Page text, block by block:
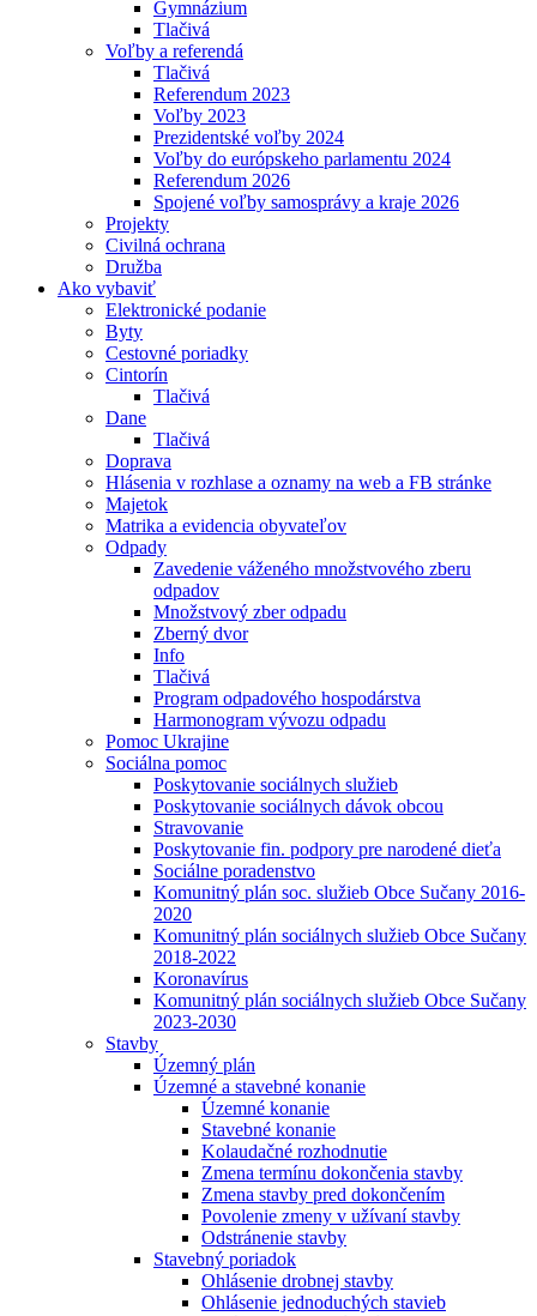
Gymnázium
Tlačivá
Voľby a referendá
Tlačivá
Referendum 2023
Voľby 2023
Prezidentské voľby 2024
Voľby do európskeho parlamentu 2024
Referendum 2026
Spojené voľby samosprávy a kraje 2026
Projekty
Civilná ochrana
Družba
Ako vybaviť
Elektronické podanie
Byty
Cestovné poriadky
Cintorín
Tlačivá
Dane
Tlačivá
Doprava
Hlásenia v rozhlase a oznamy na web a FB stránke
Majetok
Matrika a evidencia obyvateľov
Odpady
Zavedenie váženého množstvového zberu
odpadov
Množstvový zber odpadu
Zberný dvor
Info
Tlačivá
Program odpadového hospodárstva
Harmonogram vývozu odpadu
Pomoc Ukrajine
Sociálna pomoc
Poskytovanie sociálnych služieb
Poskytovanie sociálnych dávok obcou
Stravovanie
Poskytovanie fin. podpory pre narodené dieťa
Sociálne poradenstvo
Komunitný plán soc. služieb Obce Sučany 2016-
2020
Komunitný plán sociálnych služieb Obce Sučany
2018-2022
Koronavírus
Komunitný plán sociálnych služieb Obce Sučany
2023-2030
Stavby
Územný plán
Územné a stavebné konanie
Územné konanie
Stavebné konanie
Kolaudačné rozhodnutie
Zmena termínu dokončenia stavby
Zmena stavby pred dokončením
Povolenie zmeny v užívaní stavby
Odstránenie stavby
Stavebný poriadok
Ohlásenie drobnej stavby
Ohlásenie jednoduchých stavieb